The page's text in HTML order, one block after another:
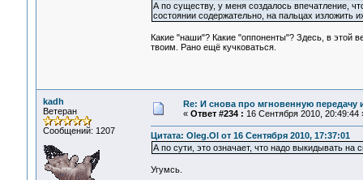
А по существу, у меня создалось впечатление,
состоянии содержательно, на пальцах изложить
Какие "наши"? Какие "оппоненты"? Здесь, в этой
твоим. Рано ещё кучковаться.
kadh
Ветеран
Сообщений: 1207
Re: И снова про мгновенную
« Ответ #234 : 16 Сентября 2010, 20:49:44
Цитата: Oleg.Ol от 16 Сентября 2010, 17:37:01
А по сути, это означает, что надо выкидывать
Угумсь.